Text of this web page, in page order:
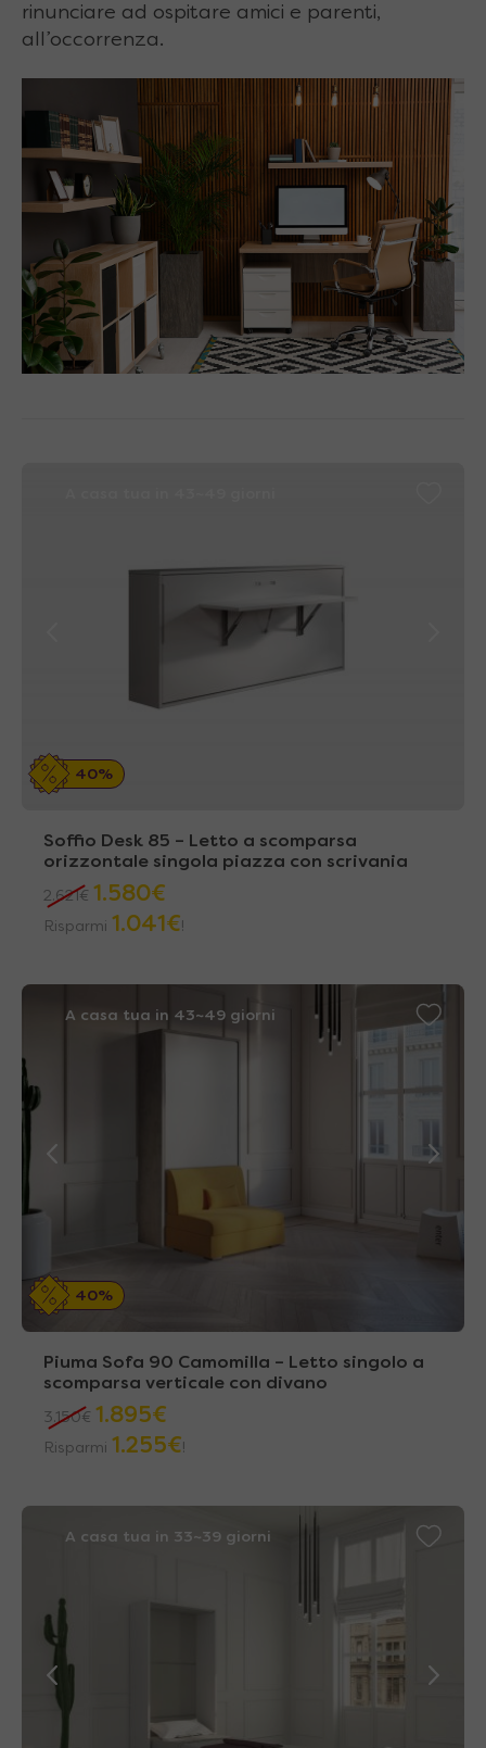
rinunciare ad ospitare amici e parenti,
all’occorrenza.
40%
Soffio Desk 85 – Letto a scomparsa
orizzontale singola piazza con scrivania
2.621 € 1.580€
Risparmi 1.041 €!
A casa tua in 43~49 giorni
40%
Piuma Sofa 90 Camomilla – Letto singolo a
scomparsa verticale con divano
3.150€ 1.895€
Risparmi 1.255€!
A casa tua in 33~39 giorni